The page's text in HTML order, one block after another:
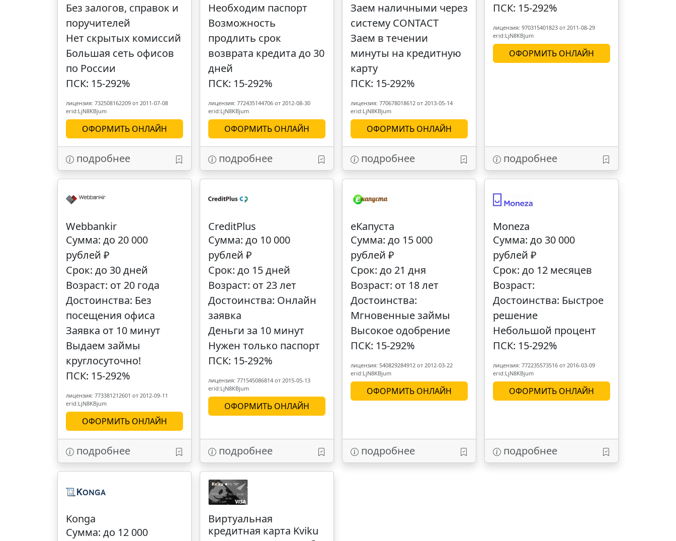
Без залогов, справок и
поручителей
Нет скрытых комиссий
Большая сеть офисов
по России
ПСК: 15-292%
лицензия: 732508162209 от 2011-07-08
erid:LjN8KBjum
ОФОРМИТЬ ОНЛАЙН
подробнее
Необходим паспорт
Возможность
продлить срок
возврата кредита до 30
дней
ПСК: 15-292%
лицензия: 772435144706 от 2012-08-30
erid:LjN8KBjum
ОФОРМИТЬ ОНЛАЙН
подробнее
Заем наличными через
систему CONTACT
Заем в течении
минуты на кредитную
карту
ПСК: 15-292%
лицензия: 770678018612 от 2013-05-14
erid:LjN8KBjum
ОФОРМИТЬ ОНЛАЙН
подробнее
ПСК: 15-292%
лицензия: 970315401823 от 2011-08-29
erid:LjN8KBjum
ОФОРМИТЬ ОНЛАЙН
подробнее
Webbankir
Сумма: до 20 000
рублей ₽
Срок: до 30 дней
Возраст: от 20 года
Достоинства: Без
посещения офиса
Заявка от 10 минут
Выдаем займы
круглосуточно!
ПСК: 15-292%
лицензия: 773381212601 от 2012-09-11
erid:LjN8KBjum
ОФОРМИТЬ ОНЛАЙН
подробнее
CreditPlus
Сумма: до 10 000
рублей ₽
Срок: до 15 дней
Возраст: от 23 лет
Достоинства: Онлайн
заявка
Деньги за 10 минут
Нужен только паспорт
ПСК: 15-292%
лицензия: 771545086814 от 2015-05-13
erid:LjN8KBjum
ОФОРМИТЬ ОНЛАЙН
подробнее
еКапуста
Сумма: до 15 000
рублей ₽
Срок: до 21 дня
Возраст: от 18 лет
Достоинства:
Мгновенные займы
Высокое одобрение
ПСК: 15-292%
лицензия: 540829284912 от 2012-03-22
erid:LjN8KBjum
ОФОРМИТЬ ОНЛАЙН
подробнее
Moneza
Сумма: до 30 000
рублей ₽
Срок: до 12 месяцев
Возраст:
Достоинства: Быстрое
решение
Небольшой процент
ПСК: 15-292%
лицензия: 772235573516 от 2016-03-09
erid:LjN8KBjum
ОФОРМИТЬ ОНЛАЙН
подробнее
Konga
Сумма: до 12 000
Виртуальная
кредитная карта Kviku